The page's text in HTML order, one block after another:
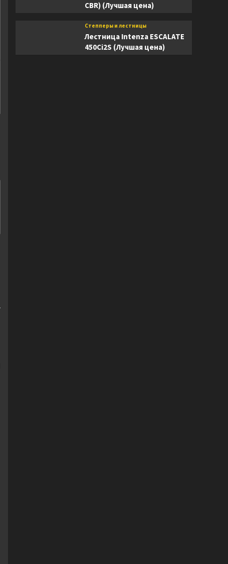
CBR) (Лучшая цена)
Степперы и лестницы
Лестница Intenza ESCALATE
450Ci2S (Лучшая цена)